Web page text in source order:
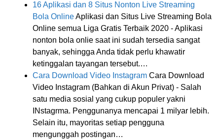
16 Aplikasi dan 8 Situs Nonton Live Streaming
Bola OnlineAplikasi dan Situs Live Streaming Bola
Online semua Liga Gratis Terbaik 2020 - Aplikasi
nonton bola onlie saat ini sudah tersedia sangat
banyak, sehingga Anda tidak perlu khawatir
ketinggalan tayangan tersebut.…
Cara Download Video Instagram Cara Download
Video Instagram (Bahkan di Akun Privat) - Salah
satu media sosial yang cukup populer yakni
INstagrma. Penggunanya mencapai 1 milyar lebih.
Selain itu, mayoritas setiap pengguna
mengunggah postingan…